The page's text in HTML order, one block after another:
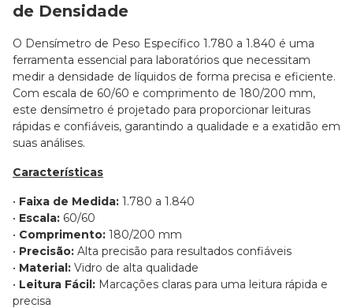
de Densidade
O Densímetro de Peso Específico 1.780 a 1.840 é uma
ferramenta essencial para laboratórios que necessitam
medir a densidade de líquidos de forma precisa e eficiente.
Com escala de 60/60 e comprimento de 180/200 mm,
este densímetro é projetado para proporcionar leituras
rápidas e confiáveis, garantindo a qualidade e a exatidão em
suas análises.
Características
• Faixa de Medida: 1.780 a 1.840
• Escala: 60/60
• Comprimento: 180/200 mm
• Precisão: Alta precisão para resultados confiáveis
• Material: Vidro de alta qualidade
• Leitura Fácil: Marcações claras para uma leitura rápida e
precisa